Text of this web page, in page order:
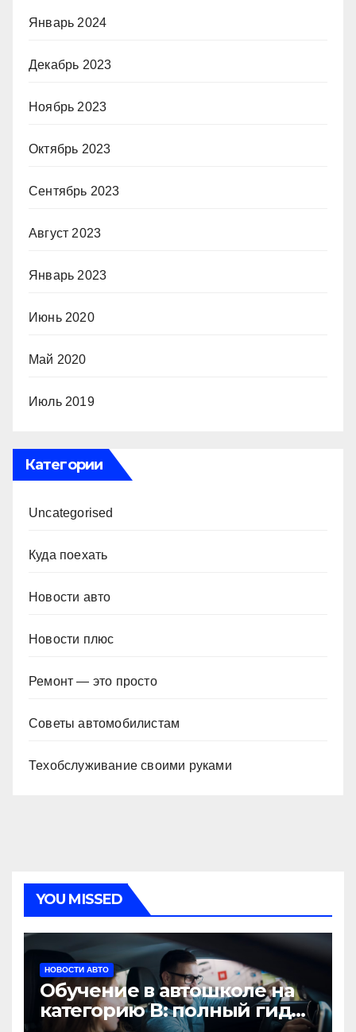
Январь 2024
Декабрь 2023
Ноябрь 2023
Октябрь 2023
Сентябрь 2023
Август 2023
Январь 2023
Июнь 2020
Май 2020
Июль 2019
Категории
Uncategorised
Куда поехать
Новости авто
Новости плюс
Ремонт — это просто
Советы автомобилистам
Техобслуживание своими руками
YOU MISSED
НОВОСТИ АВТО
Обучение в автошколе на
категорию В: полный гид